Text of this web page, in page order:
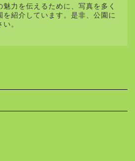
力を伝えるために、写真を多く
を紹介しています。是非、公園に
。